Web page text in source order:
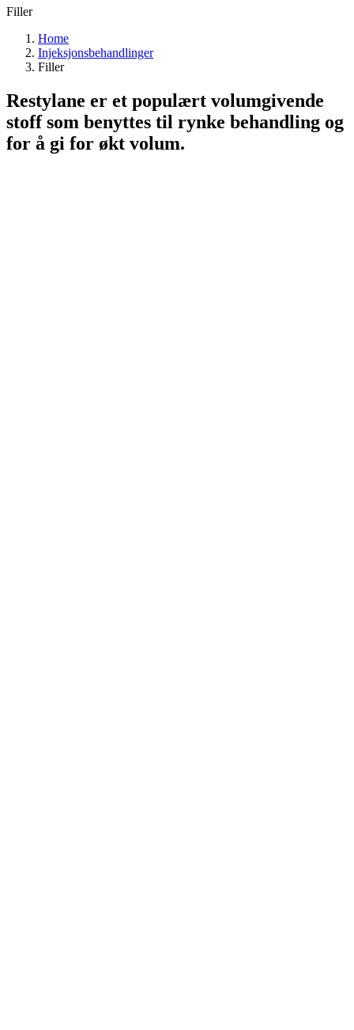
Filler
Home
Injeksjonsbehandlinger
Filler
Restylane er et populært volumgivende
stoff som benyttes til rynke behandling og
for å gi for økt volum.